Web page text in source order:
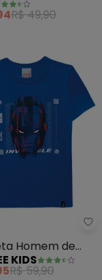
(Azul)
R$ 49,90
Estampa (Azul)
Homem de
Royal)
KIDS
R$ 59,90